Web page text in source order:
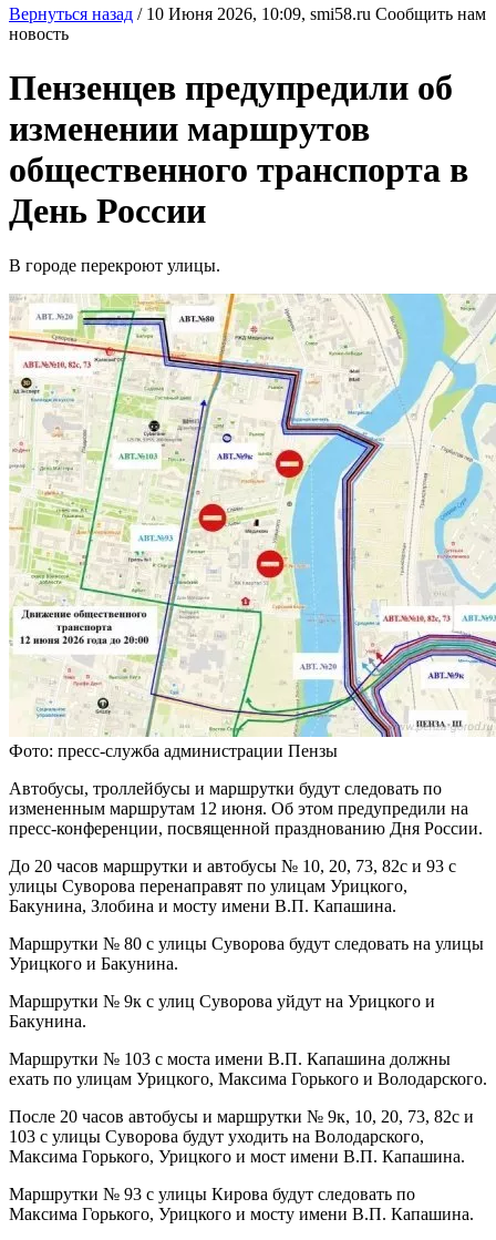
Вернуться назад / 10 Июня 2026, 10:09, smi58.ru Сообщить нам
новость
Пензенцев предупредили об
изменении маршрутов
общественного транспорта в
День России
В городе перекроют улицы.
Фото: пресс-служба администрации Пензы
Автобусы, троллейбусы и маршрутки будут следовать по
измененным маршрутам 12 июня. Об этом предупредили на
пресс-конференции, посвященной празднованию Дня России.
До 20 часов маршрутки и автобусы № 10, 20, 73, 82с и 93 с
улицы Суворова перенаправят по улицам Урицкого,
Бакунина, Злобина и мосту имени В.П. Капашина.
Маршрутки № 80 с улицы Суворова будут следовать на улицы
Урицкого и Бакунина.
Маршрутки № 9к с улиц Суворова уйдут на Урицкого и
Бакунина.
Маршрутки № 103 с моста имени В.П. Капашина должны
ехать по улицам Урицкого, Максима Горького и Володарского.
После 20 часов автобусы и маршрутки № 9к, 10, 20, 73, 82с и
103 с улицы Суворова будут уходить на Володарского,
Максима Горького, Урицкого и мост имени В.П. Капашина.
Маршрутки № 93 с улицы Кирова будут следовать по
Максима Горького, Урицкого и мосту имени В.П. Капашина.